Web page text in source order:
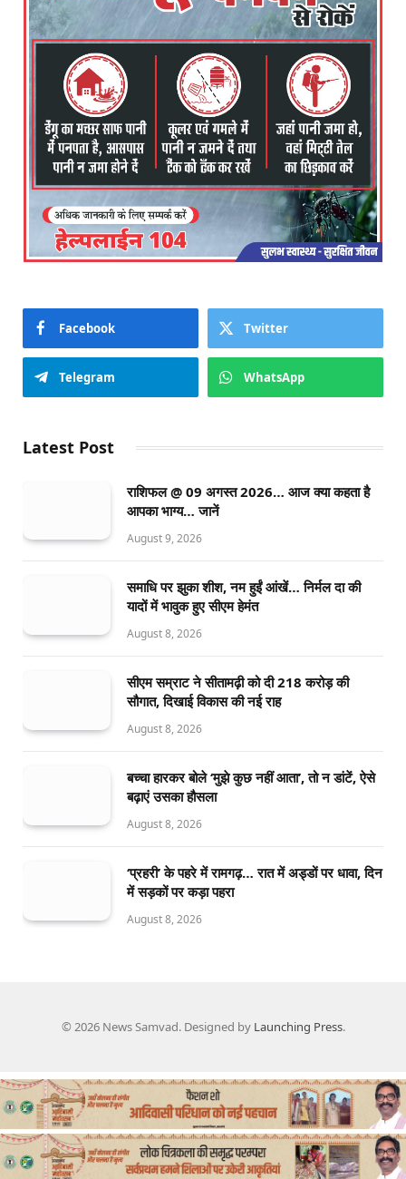
Facebook Twitter
Telegram WhatsApp
Latest Post
राशिफल @ 09 अगस्त 2026… आज क्या कहता है
आपका भाग्य… जानें
August 9, 2026
समाधि पर झुका शीश, नम हुईं आंखें… निर्मल दा की
यादों में भावुक हुए सीएम हेमंत
August 8, 2026
सीएम सम्राट ने सीतामढ़ी को दी 218 करोड़ की
सौगात, दिखाई विकास की नई राह
August 8, 2026
बच्चा हारकर बोले ‘मुझे कुछ नहीं आता’, तो न डांटें, ऐसे
बढ़ाएं उसका हौसला
August 8, 2026
‘प्रहरी’ के पहरे में रामगढ़… रात में अड्डों पर धावा, दिन
में सड़कों पर कड़ा पहरा
August 8, 2026
© 2026 News Samvad. Designed by Launching Press.